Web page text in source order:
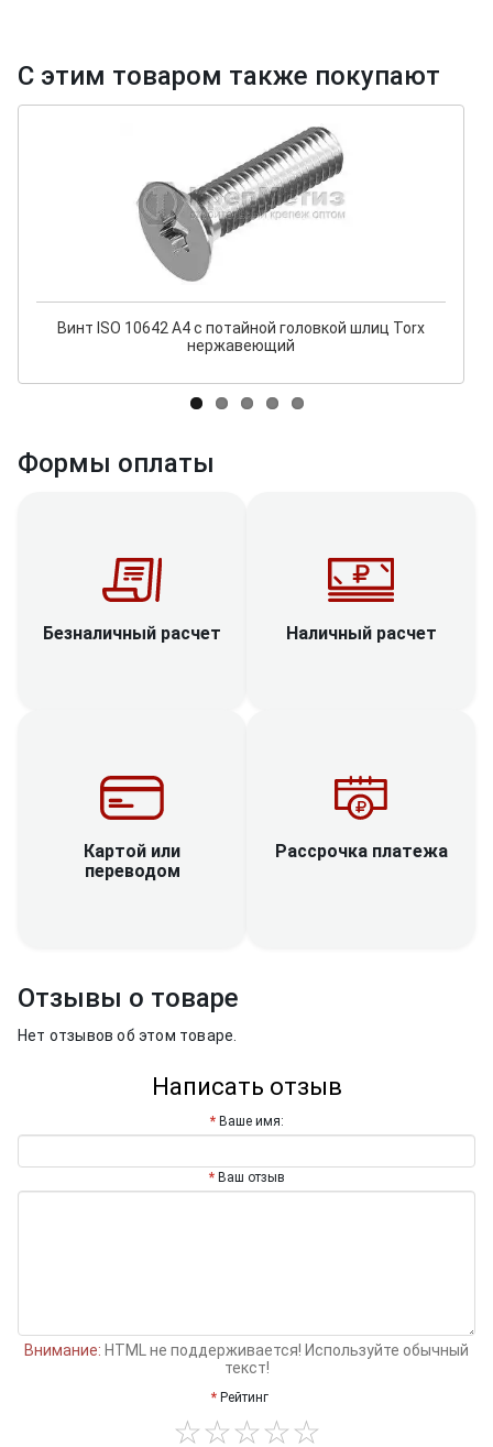
С этим товаром также покупают
Винт ISO 10642 A4 с потайной головкой шлиц Torx
нержавеющий
Формы оплаты
Безналичный расчет Наличный расчет
Картой или
переводом
Рассрочка платежа
Отзывы о товаре
Нет отзывов об этом товаре.
Написать отзыв
Ваше имя:
Ваш отзыв
Внимание: HTML не поддерживается! Используйте обычный
текст!
Рейтинг